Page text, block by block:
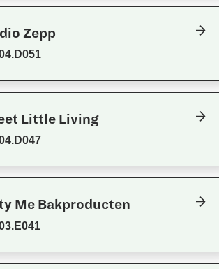
Zepp
Little Living
Me Bakproducten